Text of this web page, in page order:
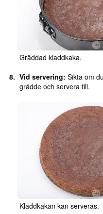
Gräddad kladdkaka.
Vid servering: Sikta om
grädde och servera till.
Kladdkakan kan serveras.